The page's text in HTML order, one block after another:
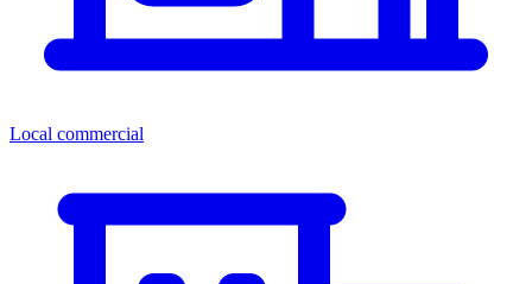
Local commercial